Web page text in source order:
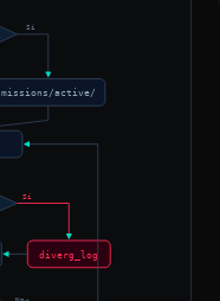
missions/active/
diverg_log
Sí
Sí
No→